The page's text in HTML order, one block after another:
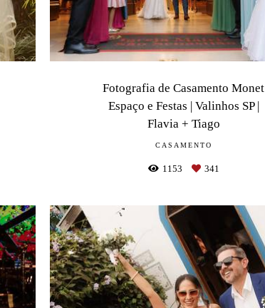
Fotografia de Casamento Monet
Espaço e Festas | Valinhos SP |
Flavia + Tiago
CASAMENTO
1153 341